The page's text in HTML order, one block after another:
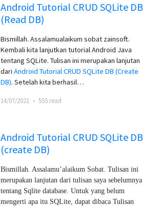
Android Tutorial CRUD SQLite DB
(Read DB)
Bismillah. Assalamualaikum sobat zainsoft.
Kembali kita lanjutkan tutorial Android Java
tentang SQLite. Tulisan ini merupakan lanjutan
dariAndroid Tutorial CRUD SQLite DB (Create
DB). Setelah kita berhasil…
14/07/2021 • 555 read
Android Tutorial CRUD SQLite DB
(create DB)
Bismillah. Assalamu’alaikum Sobat. Tulisan ini
merupakan lanjutan dari tulisan saya sebelumnya
tentang Sqlite database. Untuk yang belum
mengerti apa itu SQLite, dapat dibaca Tulisan